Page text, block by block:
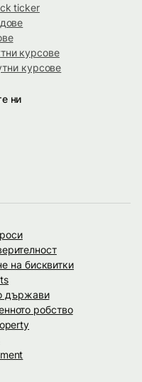
ticker
курсове
курсове
ни
на бисквитки
държави
робство